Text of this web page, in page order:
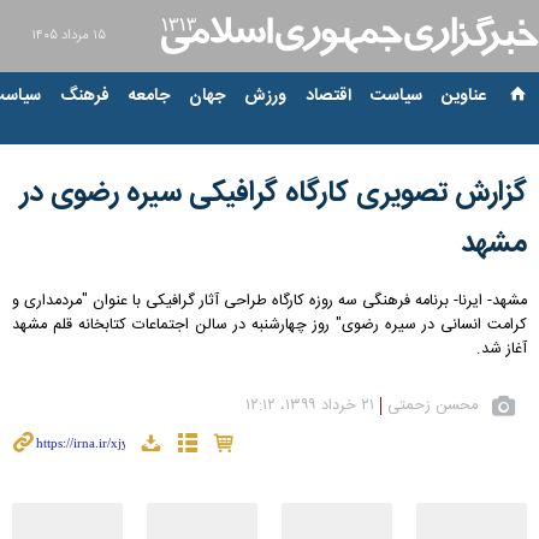
۱۵ مرداد ۱۴۰۵
عناوین‌ سیاست اقتصاد ورزش جهان جامعه فرهنگ
گزارش تصویری کارگاه گرافیکی سیره رضوی در
مشهد
مشهد- ایرنا- برنامه فرهنگی سه روزه کارگاه طراحی آثار گرافیکی با عنوان "مردمداری و
کرامت انسانی در سیره رضوی" روز چهارشنبه در سالن اجتماعات کتابخانه قلم مشهد
آغاز شد.
محسن زحمتی ۲۱ خرداد ۱۳۹۹، ۱۲:۱۲